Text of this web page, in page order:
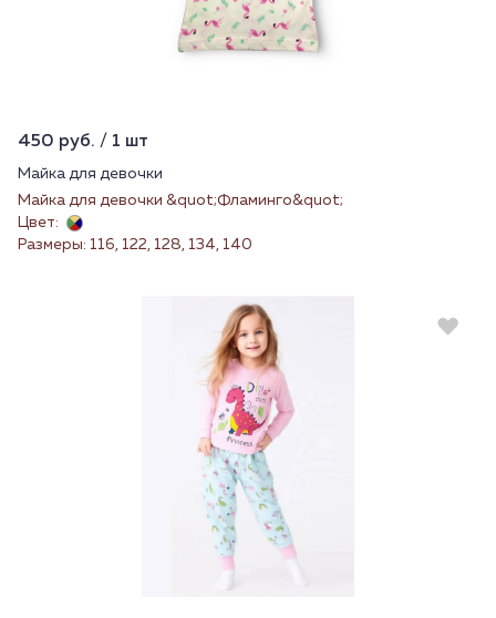
450 руб. / 1 шт
Майка для девочки
Майка для девочки &quot;Фламинго&quot;
Цвет:
Размеры: 116, 122, 128, 134, 140